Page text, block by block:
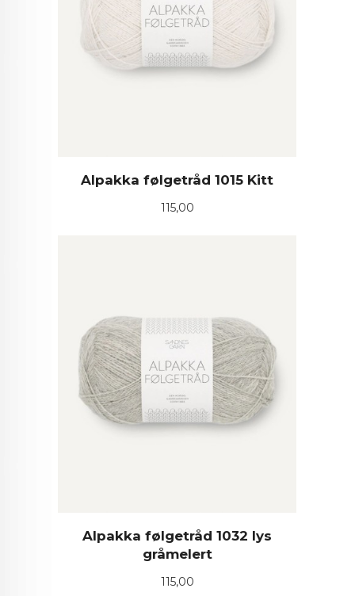
Alpakka følgetråd 1015 Kitt
Pris
115,00
Alpakka følgetråd 1032 lys
gråmelert
Pris
115,00